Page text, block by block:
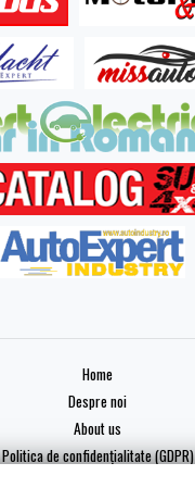
Home
Despre noi
About us
Politica de confidențialitate (GDPR)